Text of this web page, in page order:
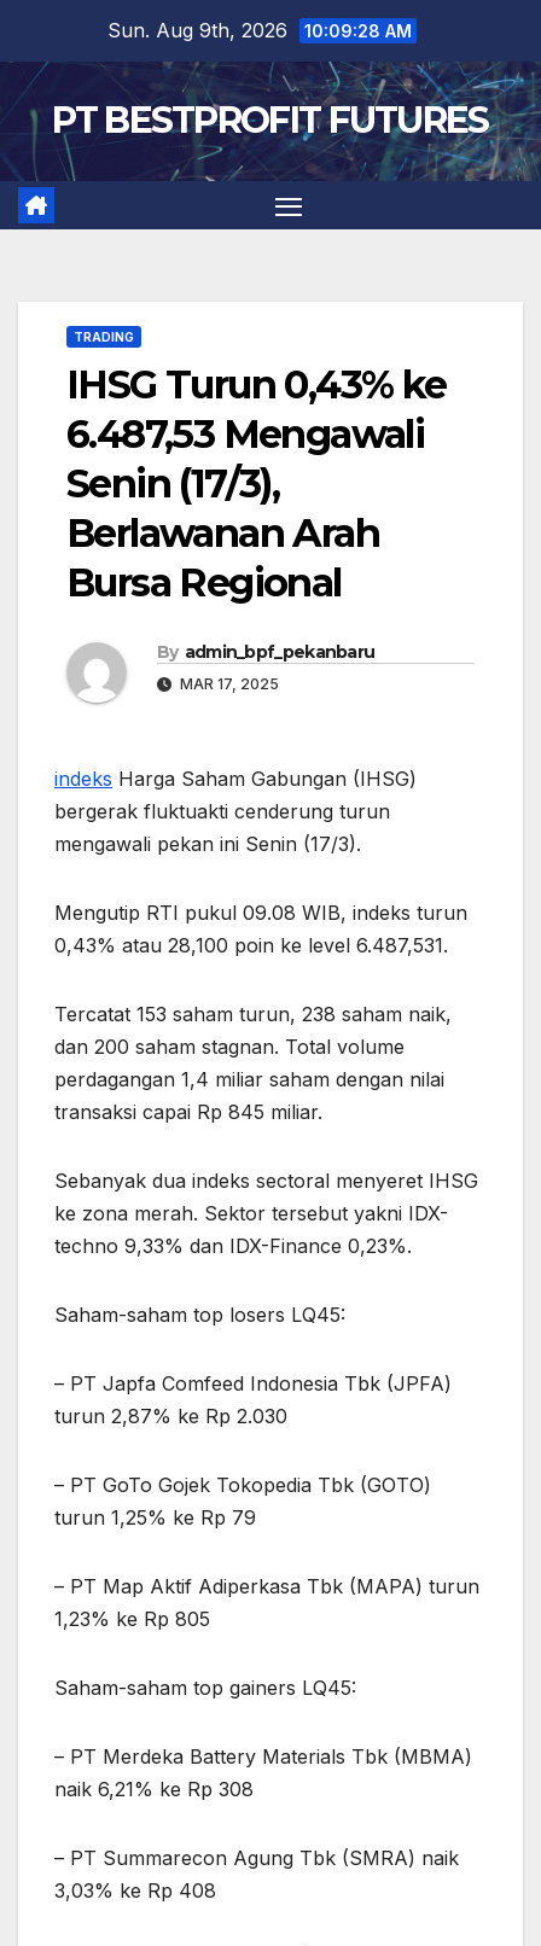
content
Sun. Aug 9th, 2026 10:09:29 AM
PT BESTPROFIT FUTURES
TRADING
IHSG Turun 0,43% ke
6.487,53 Mengawali
Senin (17/3),
Berlawanan Arah
Bursa Regional
By admin_bpf_pekanbaru
MAR 17, 2025
indeks Harga Saham Gabungan (IHSG)
bergerak fluktuakti cenderung turun
mengawali pekan ini Senin (17/3).
Mengutip RTI pukul 09.08 WIB, indeks turun
0,43% atau 28,100 poin ke level 6.487,531.
Tercatat 153 saham turun, 238 saham naik,
dan 200 saham stagnan. Total volume
perdagangan 1,4 miliar saham dengan nilai
transaksi capai Rp 845 miliar.
Sebanyak dua indeks sectoral menyeret IHSG
ke zona merah. Sektor tersebut yakni IDX-
techno 9,33% dan IDX-Finance 0,23%.
Saham-saham top losers LQ45:
– PT Japfa Comfeed Indonesia Tbk (JPFA)
turun 2,87% ke Rp 2.030
– PT GoTo Gojek Tokopedia Tbk (GOTO)
turun 1,25% ke Rp 79
– PT Map Aktif Adiperkasa Tbk (MAPA) turun
1,23% ke Rp 805
Saham-saham top gainers LQ45:
– PT Merdeka Battery Materials Tbk (MBMA)
naik 6,21% ke Rp 308
– PT Summarecon Agung Tbk (SMRA) naik
3,03% ke Rp 408